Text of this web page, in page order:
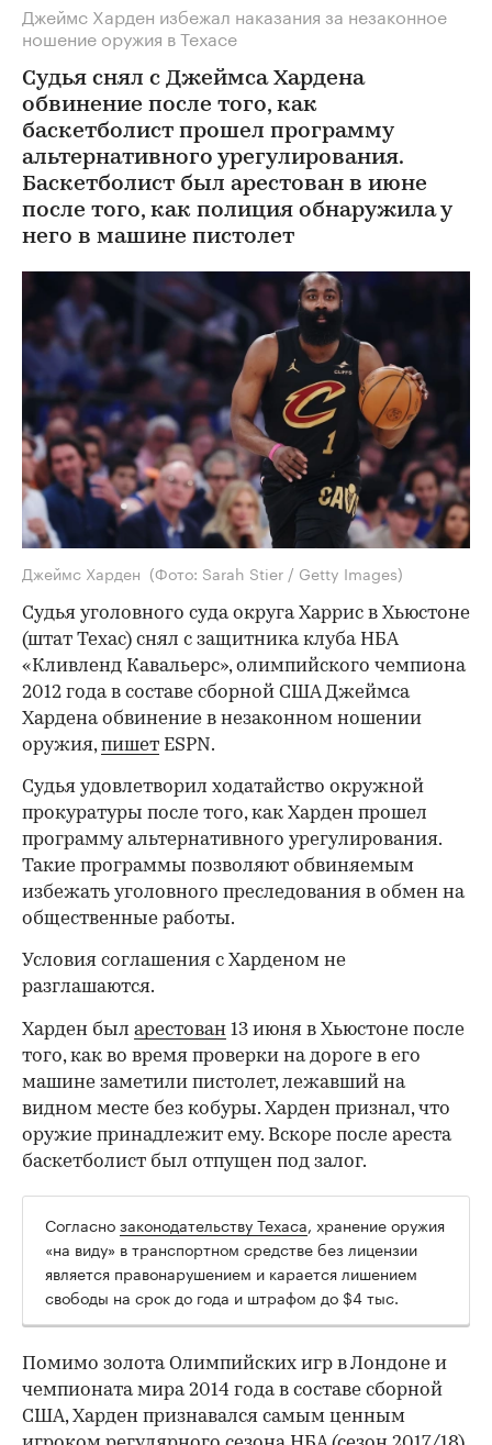
Джеймс Харден избежал наказания за незаконное
ношение оружия в Техасе
Судья снял с Джеймса Хардена
обвинение после того, как
баскетболист прошел программу
альтернативного урегулирования.
Баскетболист был арестован в июне
после того, как полиция обнаружила у
него в машине пистолет
Джеймс Харден (Фото: Sarah Stier / Getty Images)
Судья уголовного суда округа Харрис в Хьюстоне
(штат Техас) снял с защитника клуба НБА
«Кливленд Кавальерс», олимпийского чемпиона
2012 года в составе сборной США Джеймса
Хардена обвинение в незаконном ношении
оружия,пишет ESPN.
Судья удовлетворил ходатайство окружной
прокуратуры после того, как Харден прошел
программу альтернативного урегулирования.
Такие программы позволяют обвиняемым
избежать уголовного преследования в обмен на
общественные работы.
Условия соглашения с Харденом не
разглашаются.
Харден был арестован 13 июня в Хьюстоне после
того, как во время проверки на дороге в его
машине заметили пистолет, лежавший на
видном месте без кобуры. Харден признал, что
оружие принадлежит ему. Вскоре после ареста
баскетболист был отпущен под залог.
Согласнозаконодательству Техаса, хранение оружия
«на виду» в транспортном средстве без лицензии
является правонарушением и карается лишением
свободы на срок до года и штрафом до $4 тыс.
Помимо золота Олимпийских игр в Лондоне и
чемпионата мира 2014 года в составе сборной
США, Харден признавался самым ценным